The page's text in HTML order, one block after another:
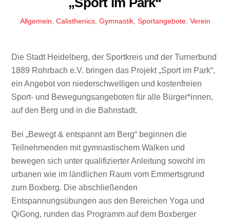
Allgemein Calisthenics, Gymnastik, Sportangebote, Verein
Die Stadt Heidelberg, der Sportkreis und der Turnerbund
1889 Rohrbach e.V. bringen das Projekt „Sport im Park“,
ein Angebot von niederschwelligen und kostenfreien
Sport- und Bewegungsangeboten für alle Bürger*innen,
auf den Berg und in die Bahnstadt.
Bei „Bewegt & entspannt am Berg“ beginnen die
Teilnehmenden mit gymnastischem Walken und
bewegen sich unter qualifizierter Anleitung sowohl im
urbanen wie im ländlichen Raum vom Emmertsgrund
zum Boxberg. Die abschließenden
Entspannungsübungen aus den Bereichen Yoga und
QiGong, runden das Programm auf dem Boxberger